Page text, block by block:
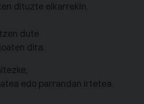
dituzte elkarrekin.
dute
dira.
edo parrandan irtetea.